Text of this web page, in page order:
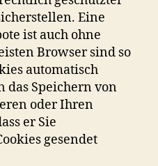
Eine
ist auch ohne
Browser sind so
automatisch
das Speichern von
oder Ihren
er Sie
gesendet